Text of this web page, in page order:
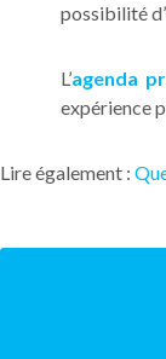
possibilité
L’agenda
expérience
Lire également :